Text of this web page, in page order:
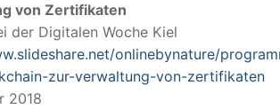
von Zertifikaten
der Digitalen Woche Kiel
onlinebynature/
zur-verwaltung-von-zertifikaten
2018